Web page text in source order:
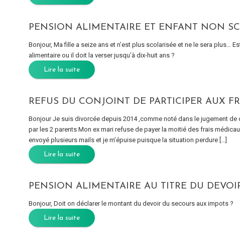
PENSION ALIMENTAIRE ET ENFANT NON
Bonjour, Ma fille a seize ans et n’est plus scolarisée et ne le sera plus…
alimentaire ou il doit la verser jusqu’à dix-huit ans ?
Lire la suite
REFUS DU CONJOINT DE PARTICIPER AUX
Bonjour Je suis divorcée depuis 2014 ,comme noté dans le jugement
par les 2 parents Mon ex mari refuse de payer la moitié des frais
envoyé plusieurs mails et je m’épuise puisque la situation perdure […]
Lire la suite
PENSION ALIMENTAIRE AU TITRE DU
Bonjour, Doit on déclarer le montant du devoir du secours aux impots ?
Lire la suite